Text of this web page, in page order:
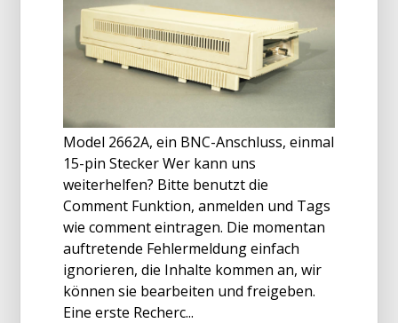
Model 2662A, ein BNC-Anschluss, einmal
15-pin Stecker Wer kann uns
weiterhelfen? Bitte benutzt die
Comment Funktion, anmelden und Tags
wie comment eintragen. Die momentan
auftretende Fehlermeldung einfach
ignorieren, die Inhalte kommen an, wir
können sie bearbeiten und freigeben.
Eine erste Recherc...